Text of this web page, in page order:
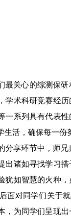
最关心的综测保
学术科研竞赛经
一系列具有代表
生活，确保每一份
分享环节中，师
出诸如寻找学习
犹如智慧的火种
面对同学们关于
，为同学们呈现